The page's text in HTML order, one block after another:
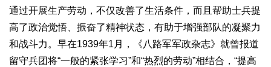
通过开展生产劳动，不仅改善了生活条件，而且帮助士兵提
高了政治觉悟、振奋了精神状态，有助于增强部队的凝聚力
和战斗力。早在1939年1月，《八路军军政杂志》就曾报道
留守兵团将“一般的紧张学习”和“热烈的劳动”相结合，“提高